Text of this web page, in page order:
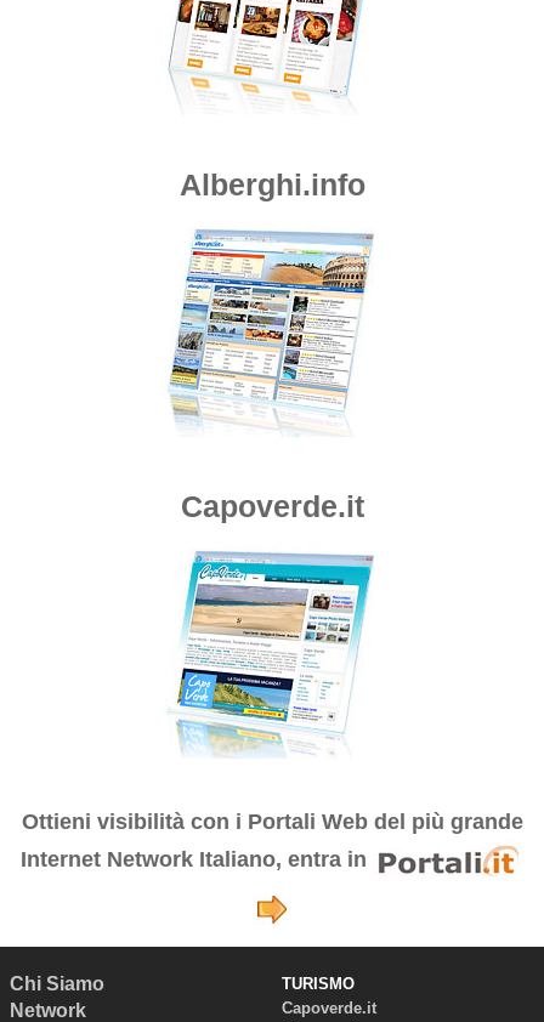
Alberghi.info
Capoverde.it
Ottieni visibilità con i Portali Web del più grande
Internet Network Italiano, entra in
Chi Siamo
Network
TURISMO
Capoverde.it